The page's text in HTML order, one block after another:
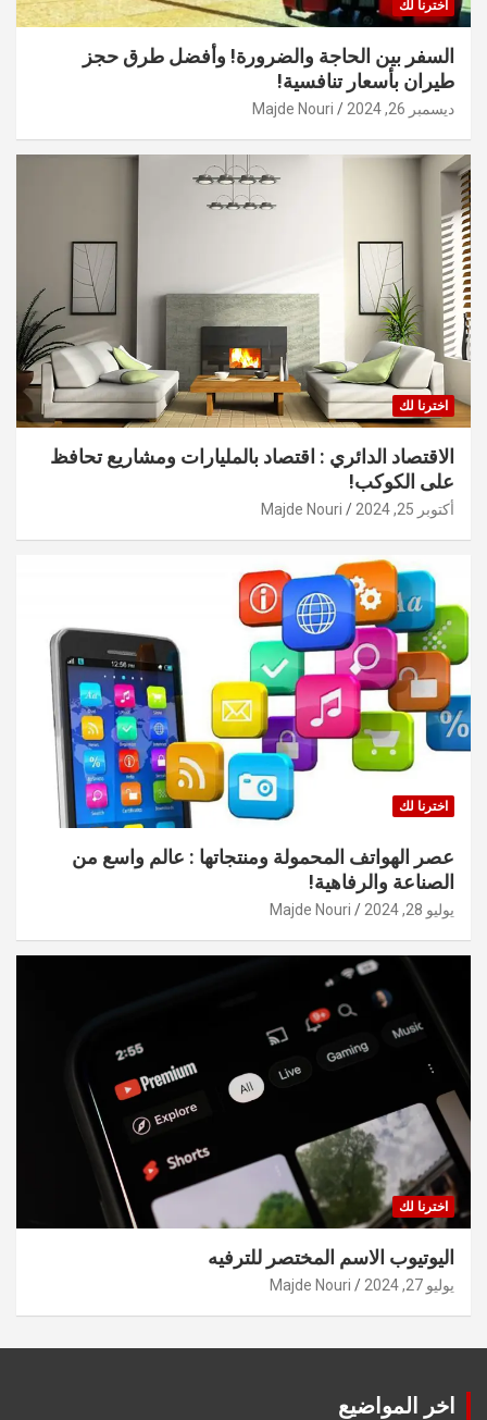
اخترنا لك
السفر بين الحاجة والضرورة! وأفضل طرق حجز
طيران بأسعار تنافسية!
ديسمبر 26, 2024 Majde Nouri
اخترنا لك
الاقتصاد الدائري : اقتصاد بالمليارات ومشاريع تحافظ
على الكوكب!
أكتوبر 25, 2024 Majde Nouri
اخترنا لك
عصر الهواتف المحمولة ومنتجاتها : عالم واسع من
الصناعة والرفاهية!
يوليو 28, 2024 Majde Nouri
اخترنا لك
اليوتيوب الاسم المختصر للترفيه
يوليو 27, 2024 Majde Nouri
اخر المواضيع